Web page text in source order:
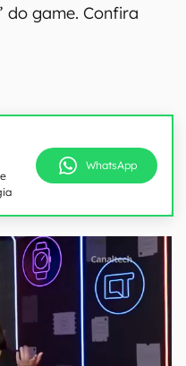
do game. Confira
WhatsApp